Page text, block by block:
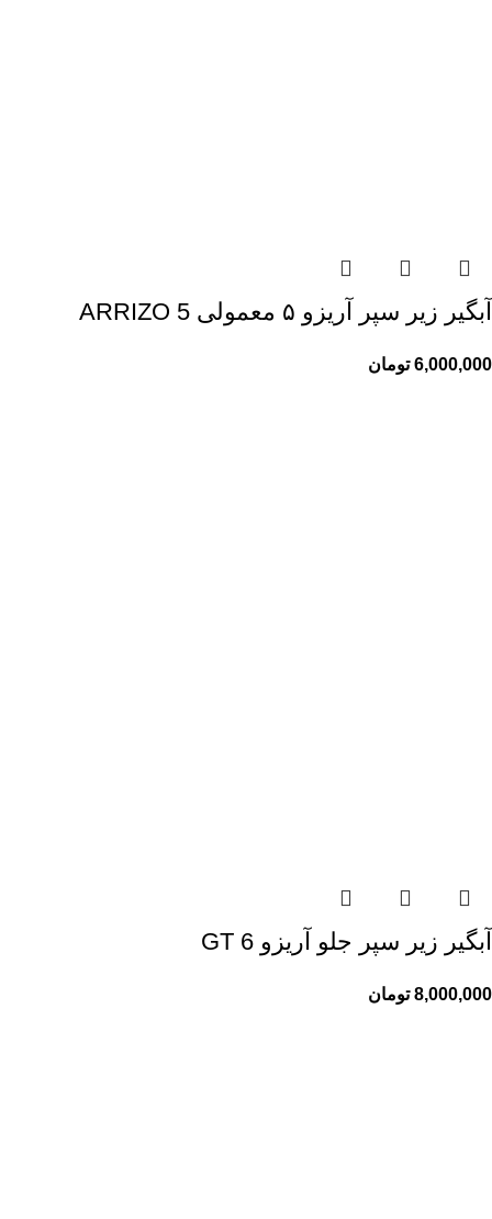
آبگیر زیر سپر آریزو ۵ معمولی ARRIZO 5
6,000,000 تومان
آبگیر زیر سپر جلو آریزو 6 GT
8,000,000 تومان